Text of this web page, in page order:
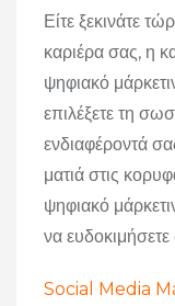
Είτε ξεκινάτε
καριέρα σας, η
ψηφιακό
επιλέξετε τη
ενδιαφέροντά
ματιά στις
ψηφιακό
να
Social Media